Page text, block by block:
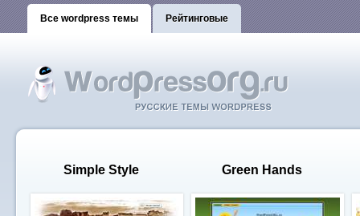
Все wordpress темы Рейтинговые
Simple Style Green Hands